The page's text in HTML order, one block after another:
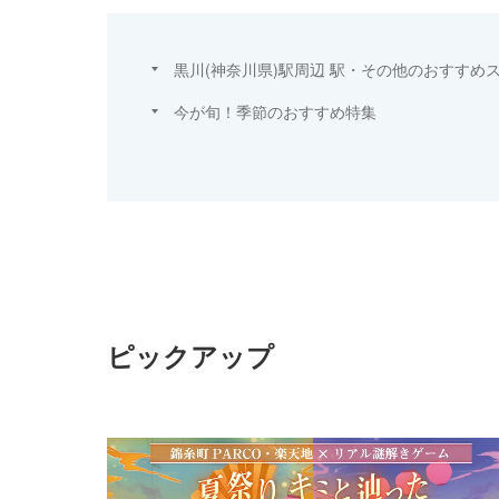
黒川(神奈川県)駅周辺 駅・その他のおすすめ
今が旬！季節のおすすめ特集
ピックアップ